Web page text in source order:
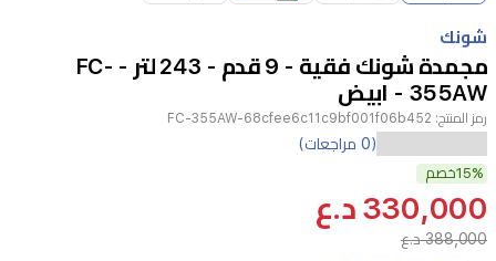
1
4
شونك
مجمدة شونك فقية - 9 قدم - 243 لتر - FC-
355AW - ابيض
رمز المنتج: FC-355AW-68cfee6c11c9bf001f06b452
بتبريد
مباشر
سريع
(0 مراجعات)
15%خصم
330,000 د.ع
388,000 د.ع